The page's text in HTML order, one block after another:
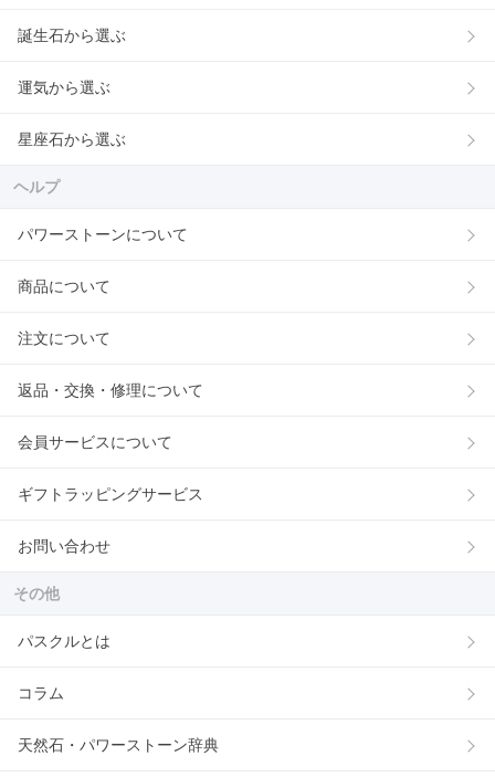
誕生石から選ぶ
運気から選ぶ
星座石から選ぶ
ヘルプ
パワーストーンについて
商品について
注文について
返品・交換・修理について
会員サービスについて
ギフトラッピングサービス
お問い合わせ
その他
パスクルとは
コラム
天然石・パワーストーン辞典